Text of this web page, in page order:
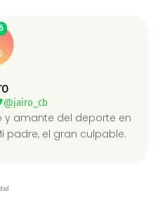
5
@jairo_cb
y amante del deporte en
padre, el gran culpable.